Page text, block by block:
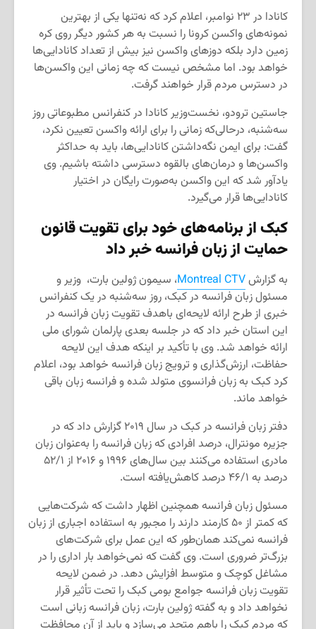
کانادا در ۲۳ نوامبر، اعلام کرد که نه‌تنها یکی از بهترین
نمونه‌های واکسن کرونا را نسبت به هر کشور دیگر روی کره
زمین دارد بلکه دوزهای واکسن‌ نیز بیش از تعداد کانادایی‌ها
خواهد بود. اما مشخص نیست که چه زمانی این واکسن‌ها
در دسترس مردم قرار خواهند گرفت.
جاستین ترودو، نخست‌وزیر کانادا در کنفرانس مطبوعاتی روز
سه‌شنبه، درحالی‌که زمانی را برای ارائه واکسن تعیین نکرد،
گفت: برای ایمن نگه‌داشتن کانادایی‌ها، باید به حداکثر
واکسن‌ها و درمان‌های بالقوه دسترسی داشته باشیم. وی
یادآور شد که این واکسن به‌صورت رایگان در اختیار
کانادایی‌ها قرار می‌گیرد.
کبک از برنامه‌های خود برای تقویت قانون
حمایت از زبان فرانسه خبر داد
به گزارشMontreal CTV، سیمون ژولین بارت، وزیر و
مسئول زبان فرانسه در کبک، روز سه‌شنبه در یک کنفرانس
خبری از طرح ارائه لایحه‌ای باهدف تقویت زبان فرانسه در
این استان خبر داد که در جلسه بعدی پارلمان شورای ملی
ارائه خواهد شد. وی با تأکید بر اینکه هدف این لایحه
حفاظت، ارزش‌گذاری و ترویج زبان فرانسه خواهد بود، اعلام
کرد کبک به زبان فرانسوی متولد شده و فرانسه زبان باقی
خواهد ماند.
دفتر زبان فرانسه در کبک در سال ۲۰۱۹ گزارش داد که در
جزیره مونترال، درصد افرادی که زبان فرانسه را به‌عنوان زبان
مادری استفاده می‌کنند بین سال‌های ۱۹۹۶ و ۲۰۱۶ از ۵۲/۱
درصد به ۴۶/۱ درصد کاهش‌یافته است.
مسئول زبان فرانسه همچنین اظهار داشت که شرکت‌هایی
که کمتر از ۵۰ کارمند دارند را مجبور به استفاده اجباری از زبان
فرانسه نمی‌کند همان‌طور که این عمل برای شرکت‌های
بزرگ‌تر ضروری است. وی گفت که نمی‌خواهد بار اداری را در
مشاغل کوچک و متوسط ​​افزایش دهد. در ضمن لایحه
تقویت زبان فرانسه جوامع بومی کبک را تحت تأثیر قرار
نخواهد داد و به گفته ژولین بارت، زبان فرانسه زبانی است
که مردم کبک را باهم متحد می‌سازد و باید از آن محافظت